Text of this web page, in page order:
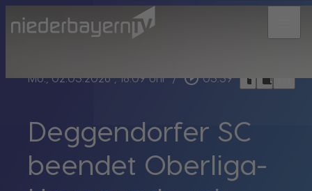
Mo., 02.03.2026, 18:09 Uhr / play_circle_outline 03:39 headphones chrome_reader_mode
Deggendorfer SC
beendet Oberliga-